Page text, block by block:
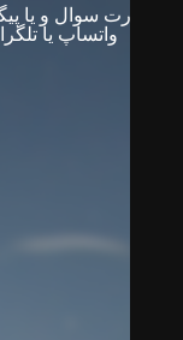
در صورت سوال و یا
واتساپ یا تلگرام به شماره